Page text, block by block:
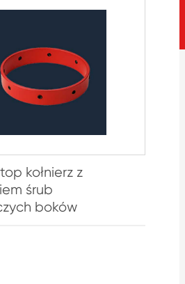
kołnierz z
śrub
boków